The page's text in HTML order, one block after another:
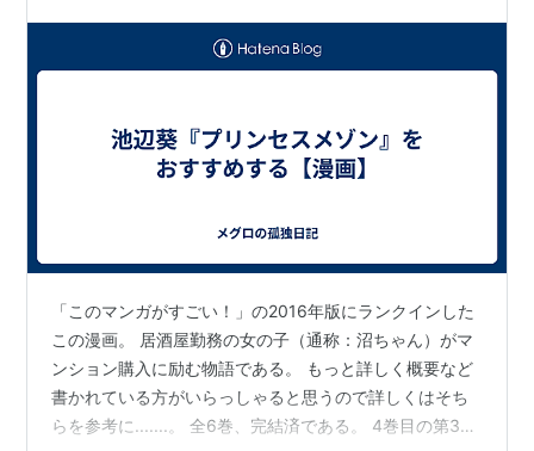
「このマンガがすごい！」の2016年版にランクインした
この漫画。 居酒屋勤務の女の子（通称：沼ちゃん）がマ
ンション購入に励む物語である。 もっと詳しく概要など
書かれている方がいらっしゃると思うので詳しくはそち
らを参考に.......。 全6巻、完結済である。 4巻目の第31